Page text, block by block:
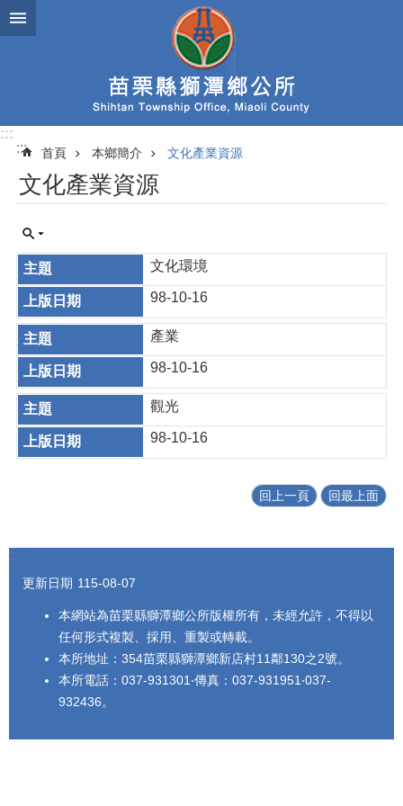
跳到主要內容區塊
:::
:::
首頁 本鄉簡介 文化產業資源
文化產業資源
文化環境
98-10-16
產業
98-10-16
觀光
98-10-16
回上一頁 回最上面
:::
更新日期 115-08-07
本網站為苗栗縣獅潭鄉公所版權所有，未經允許，不得以
任何形式複製、採用、重製或轉載。
本所地址：354苗栗縣獅潭鄉新店村11鄰130之2號。
本所電話：037-931301‧傳真：037-931951‧037-
932436。